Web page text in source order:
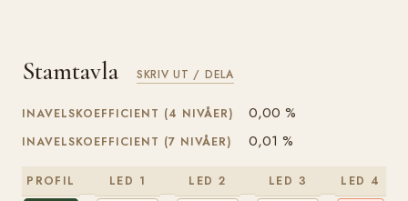
Stamtavla SKRIV UT / DELA
INAVELSKOEFFICIENT (4 NIVÅER) 0,00 %
INAVELSKOEFFICIENT (7 NIVÅER) 0,01 %
PROFIL LED 1 LED 2 LED 3 LED 4